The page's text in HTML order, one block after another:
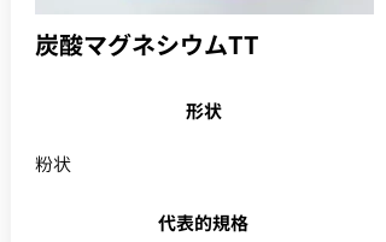
炭酸マグネシウムTT
形状
粉状
代表的規格